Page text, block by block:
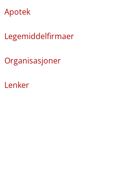
Apotek
Legemiddelfirmaer
Organisasjoner
Lenker